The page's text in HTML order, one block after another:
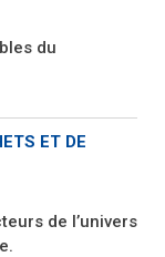
du
ET DE
de l’univers